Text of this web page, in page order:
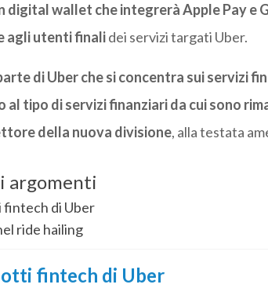
digital wallet che integrerà Apple Pay e
agli utenti finalidei servizi targati Uber.
di Uber che si concentra sui servizi
al tipo di servizi finanziari da cui sono
della nuova divisione, alla testata
argomenti
di Uber
ride hailing
fintech di Uber